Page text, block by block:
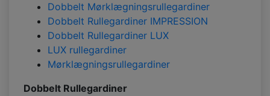
Dobbelt Mørklægningsrullegardiner
Dobbelt Rullegardiner IMPRESSION
Dobbelt Rullegardiner LUX
LUX rullegardiner
Mørklægningsrullegardiner
Dobbelt Rullegardiner